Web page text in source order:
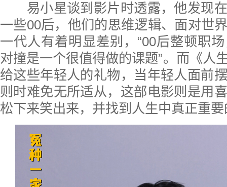
易小星谈到影片时透露，他发现在
一些00后，他们的思维逻辑、面对世
一代人有着明显差别，“00后整顿职
对撞是一个很值得做的课题”。而《人
给这些年轻人的礼物，当年轻人面前
则时难免无所适从，这部电影则是用
松下来笑出来，并找到人生中真正重